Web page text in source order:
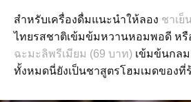
สำหรับเครื่องดื่มแนะนำให้ลอง ชาเย็
ไทยรสชาติเข้มข้มหวานหอมพอดี หรื
ฉะมะลิพรีเมียม (69 บาท) เข้มข้นกล
ทั้งหมดนี่ยังเป็นชาสูตรโฮมเมดของที่